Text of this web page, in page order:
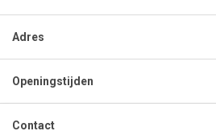
Adres
Openingstijden
Contact